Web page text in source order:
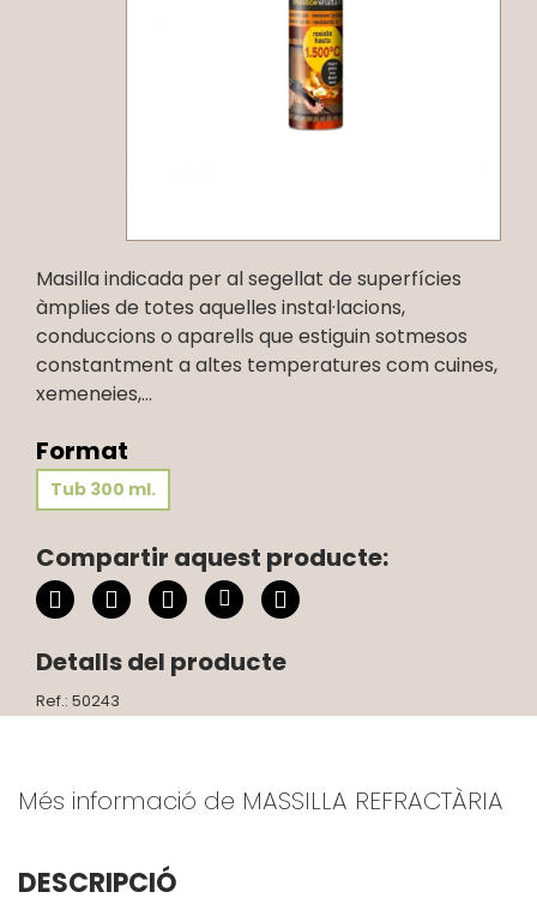
Masilla indicada per al segellat de superfícies
àmplies de totes aquelles instal·lacions,
conduccions o aparells que estiguin sotmesos
constantment a altes temperatures com cuines,
xemeneies,...
Format
Tub 300 ml.
Compartir aquest producte:
Detalls del producte
Ref.: 50243
Més informació de MASSILLA REFRACTÀRIA
DESCRIPCIÓ